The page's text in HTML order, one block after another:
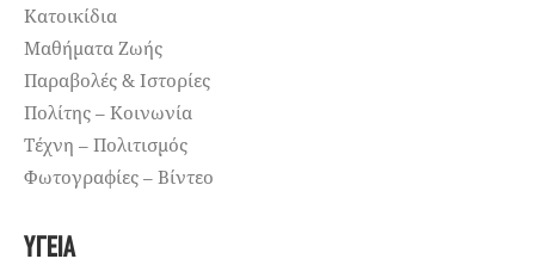
Κατοικίδια
Μαθήματα Ζωής
Παραβολές & Ιστορίες
Πολίτης – Κοινωνία
Τέχνη – Πολιτισμός
Φωτογραφίες – Βίντεο
ΥΓΕΊΑ